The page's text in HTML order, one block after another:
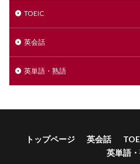
TOEIC
英会話
英単語・熟語
トップページ 英会話
英単語